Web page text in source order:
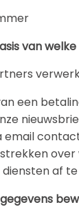
van
een
email
over
af